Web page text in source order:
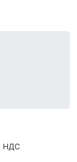
НДС